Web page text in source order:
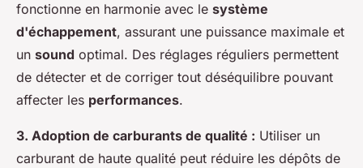
fonctionne en harmonie avec le système
d'échappement, assurant une puissance maximale et
un sound optimal. Des réglages réguliers permettent
de détecter et de corriger tout déséquilibre pouvant
affecter les performances.
3. Adoption de carburants de qualité : Utiliser un
carburant de haute qualité peut réduire les dépôts de